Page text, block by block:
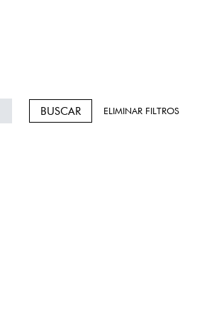
BUSCAR ELIMINAR FILTROS